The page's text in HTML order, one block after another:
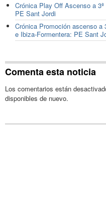
Crónica Play Off Ascenso a
PE Sant Jordi
Crónica Promoción ascenso a
e Ibiza-Formentera: PE Sant
Comenta esta noticia
Los comentarios están
disponibles de nuevo.